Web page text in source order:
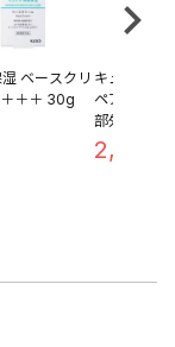
ベースクリ
＋＋ 30g
キュレル 潤
ペアアイク
部外品】
2,380